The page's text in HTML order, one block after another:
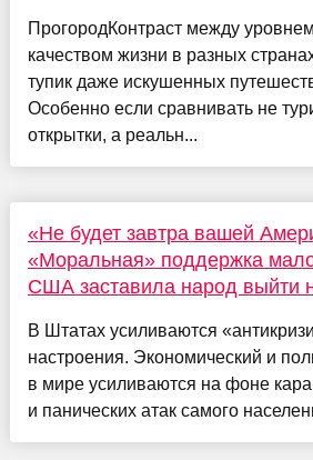
ПрогородКонтраст между
качеством жизни в разных
тупик даже искушенных
Особенно если сравнивать не
открытки, а реальн...
«Не будет завтра вашей
«Моральная» поддержка
США заставила народ выйти
В Штатах усиливаются
настроения. Экономический и
в мире усиливаются на фоне
и панических атак самого